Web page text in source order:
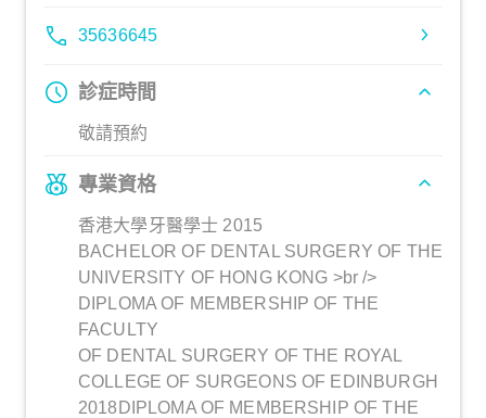
35636645
診症時間
敬請預約
專業資格
香港大學牙醫學士 2015
BACHELOR OF DENTAL SURGERY OF THE
UNIVERSITY OF HONG KONG >br />
DIPLOMA OF MEMBERSHIP OF THE
FACULTY
OF DENTAL SURGERY OF THE ROYAL
COLLEGE OF SURGEONS OF EDINBURGH
2018DIPLOMA OF MEMBERSHIP OF THE